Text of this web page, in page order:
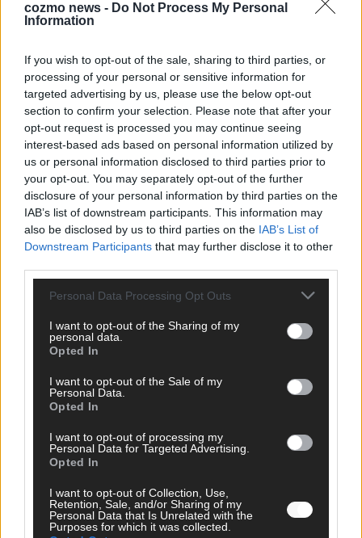
cozmo news - Do Not Process My Personal
Information
If you wish to opt-out of the sale, sharing to third parties, or
processing of your personal or sensitive information for
targeted advertising by us, please use the below opt-out
section to confirm your selection. Please note that after your
opt-out request is processed you may continue seeing
interest-based ads based on personal information utilized by
us or personal information disclosed to third parties prior to
your opt-out. You may separately opt-out of the further
disclosure of your personal information by third parties on the
IAB’s list of downstream participants. This information may
also be disclosed by us to third parties on the IAB’s List of
Downstream Participants that may further disclose it to other
Personal Data Processing Opt Outs
I want to opt-out of the Sharing of my
personal data.
Opted In
I want to opt-out of the Sale of my
Personal Data.
Opted In
I want to opt-out of processing my
Personal Data for Targeted Advertising.
Opted In
I want to opt-out of Collection, Use,
Retention, Sale, and/or Sharing of my
Personal Data that Is Unrelated with the
Purposes for which it was collected.
TOP STORIES
Monaco, Sallys Café, Westernbrauerei – der
Europa-Park 2026 macht vieles neu
EXTRA
Juni 2026
KOMMENTAR